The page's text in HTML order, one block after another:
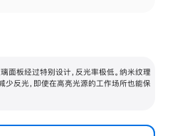
面板经过特别设计，反光率极低。纳米纹理
少反光，即使在高亮光源的工作场所也能保